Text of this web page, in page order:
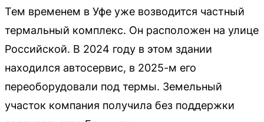
Тем временем в Уфе уже возводится частный
термальный комплекс. Он расположен на улице
Российской. В 2024 году в этом здании
находился автосервис, в 2025-м его
переоборудовали под термы. Земельный
участок компания получила без поддержки